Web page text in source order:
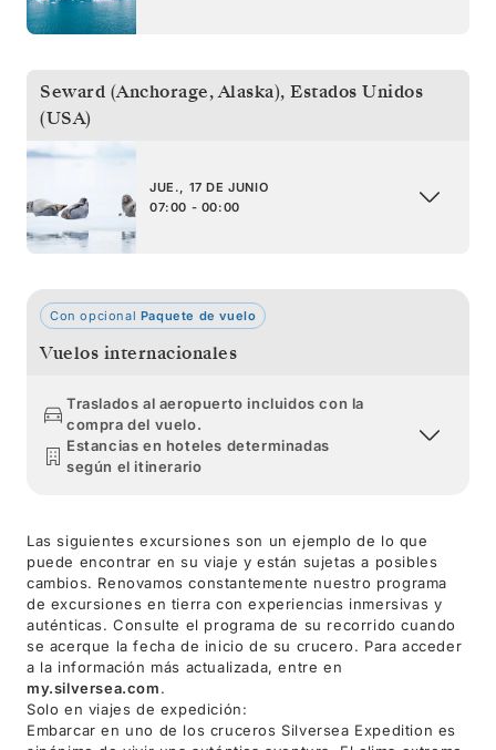
Seward (Anchorage, Alaska), Estados Unidos
(USA)
JUE., 17 DE JUNIO
07:00 - 00:00
Con opcional Paquete de vuelo
Vuelos internacionales
Traslados al aeropuerto incluidos con la
compra del vuelo.
Estancias en hoteles determinadas
según el itinerario
Las siguientes excursiones son un ejemplo de lo que
puede encontrar en su viaje y están sujetas a posibles
cambios. Renovamos constantemente nuestro programa
de excursiones en tierra con experiencias inmersivas y
auténticas. Consulte el programa de su recorrido cuando
se acerque la fecha de inicio de su crucero. Para acceder
a la información más actualizada, entre en
my.silversea.com.
Solo en viajes de expedición:
Embarcar en uno de los cruceros Silversea Expedition es